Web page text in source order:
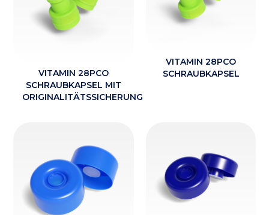
VITAMIN 28PCO
SCHRAUBKAPSEL MIT
ORIGINALITÄTSSICHERUNG
VITAMIN 28PCO
SCHRAUBKAPSEL